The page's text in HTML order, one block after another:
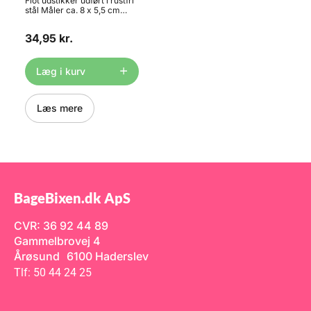
stål Måler ca. 8 x 5,5 cm
34,95 kr.
Læg i kurv
Læs mere
BageBixen.dk ApS
CVR: 36 92 44 89
Gammelbrovej 4
Årøsund 6100 Haderslev
Tlf: 50 44 24 25